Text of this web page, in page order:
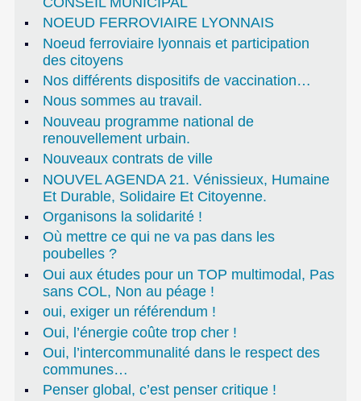
NOEUD FERROVIAIRE LYONNAIS
Noeud ferroviaire lyonnais et participation
des citoyens
Nos différents dispositifs de vaccination…
Nous sommes au travail.
Nouveau programme national de
renouvellement urbain.
Nouveaux contrats de ville
NOUVEL AGENDA 21. Vénissieux, Humaine
Et Durable, Solidaire Et Citoyenne.
Organisons la solidarité !
Où mettre ce qui ne va pas dans les
poubelles ?
Oui aux études pour un TOP multimodal, Pas
sans COL, Non au péage !
oui, exiger un référendum !
Oui, l’énergie coûte trop cher !
Oui, l’intercommunalité dans le respect des
communes…
Penser global, c’est penser critique !